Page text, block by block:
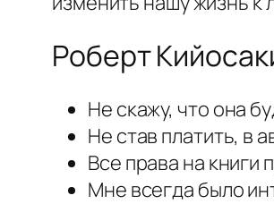
Роберт
Не скажу, что она
Не став платить, в
Все права на книги
Мне всегда было